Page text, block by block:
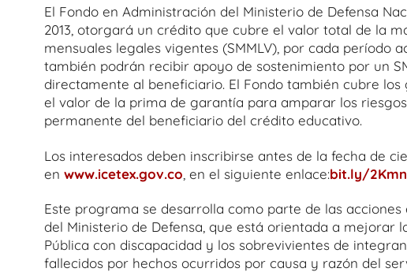
El Fondo en Administración del Ministerio de Defensa
2013, otorgará un crédito que cubre el valor total de la
mensuales legales vigentes (SMMLV), por cada período
también podrán recibir apoyo de sostenimiento por un
directamente al beneficiario. El Fondo también cubre
el valor de la prima de garantía para amparar los
permanente del beneficiario del crédito educativo.
Los interesados deben inscribirse antes de la fecha de
en www.icetex.gov.co , en el siguiente enlace:bit.ly/
Este programa se desarrolla como parte de las acciones
del Ministerio de Defensa, que está orientada a mejorar
Pública con discapacidad y los sobrevivientes de
fallecidos por hechos ocurridos por causa y razón del